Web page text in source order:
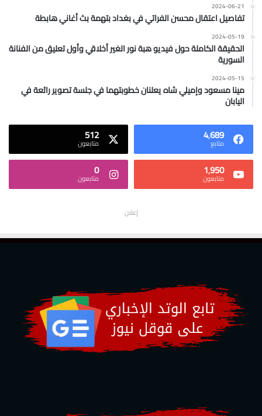
2024-06-21
تفاصيل اعتقال محسن الفراتي في بغداد بتهمة بث أغاني هابطة
2024-05-19
الحقيقة الكاملة حول فيديو هبة نور الغير أخلاقي وأول تعليق من الفنانة
السورية
2024-05-15
مينا مسعود وإميلي شاه يعلنان خطوبتهما في جلسة تصوير رائعة في
اليابان
4٬689
متابع 512
متابعون
1٬950
متابعون 0
متابعون
إعلان